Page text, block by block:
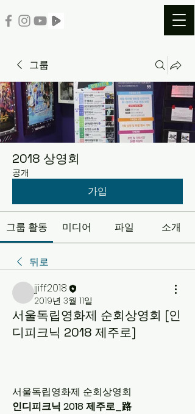
그룹
2018 상영회
공개
가입
그룹 활동 미디어 파일 소개
뒤로
jjiff2018
2019년 3월 11일
서울독립영화제 순회상영회 [인
디피크닉 2018 제주로]
서울독립영화제 순회상영회
인디피크닉 2018 제주로_路